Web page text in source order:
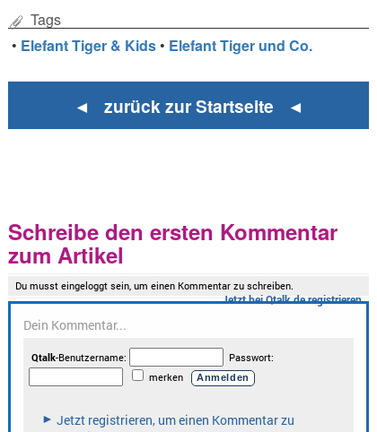
Tags
• Elefant Tiger & Kids • Elefant Tiger und Co.
◄ zurück zur Startseite ◄
Schreibe den ersten Kommentar
zum Artikel